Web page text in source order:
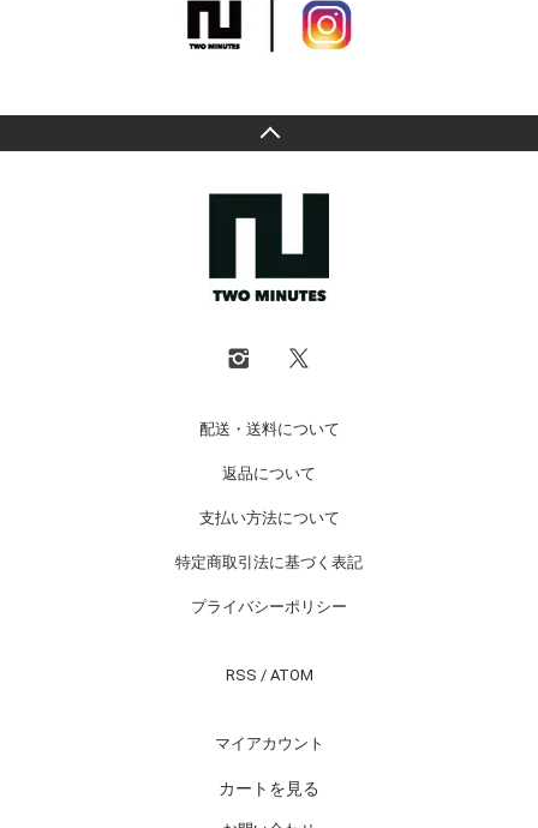
配送・送料について
返品について
支払い方法について
特定商取引法に基づく表記
プライバシーポリシー
RSS / ATOM
マイアカウント
カートを見る